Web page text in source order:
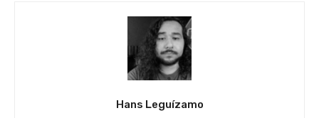
Hans Leguízamo